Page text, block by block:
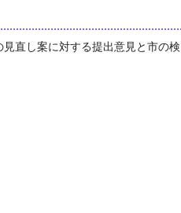
直し案に対する提出意見と市の検